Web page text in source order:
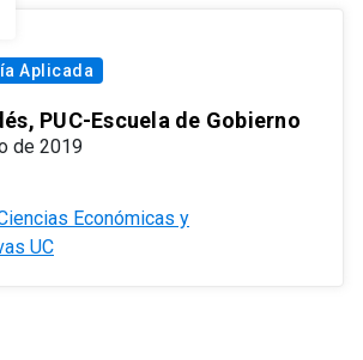
Aplicada
PUC-Escuela de Gobierno
de 2019
Económicas y
UC